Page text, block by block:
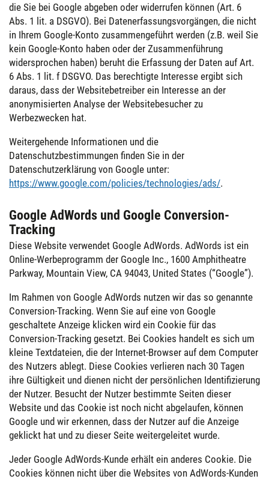
die Sie bei Google abgeben oder widerrufen können (Art. 6
Abs. 1 lit. a DSGVO). Bei Datenerfassungsvorgängen, die nicht
in Ihrem Google-Konto zusammengeführt werden (z.B. weil Sie
kein Google-Konto haben oder der Zusammenführung
widersprochen haben) beruht die Erfassung der Daten auf Art.
6 Abs. 1 lit. f DSGVO. Das berechtigte Interesse ergibt sich
daraus, dass der Websitebetreiber ein Interesse an der
anonymisierten Analyse der Websitebesucher zu
Werbezwecken hat.
Weitergehende Informationen und die
Datenschutzbestimmungen finden Sie in der
Datenschutzerklärung von Google unter:
https://www.google.com/policies/technologies/ads/.
Google AdWords und Google Conversion-
Tracking
Diese Website verwendet Google AdWords. AdWords ist ein
Online-Werbeprogramm der Google Inc., 1600 Amphitheatre
Parkway, Mountain View, CA 94043, United States (“Google”).
Im Rahmen von Google AdWords nutzen wir das so genannte
Conversion-Tracking. Wenn Sie auf eine von Google
geschaltete Anzeige klicken wird ein Cookie für das
Conversion-Tracking gesetzt. Bei Cookies handelt es sich um
kleine Textdateien, die der Internet-Browser auf dem Computer
des Nutzers ablegt. Diese Cookies verlieren nach 30 Tagen
ihre Gültigkeit und dienen nicht der persönlichen Identifizierung
der Nutzer. Besucht der Nutzer bestimmte Seiten dieser
Website und das Cookie ist noch nicht abgelaufen, können
Google und wir erkennen, dass der Nutzer auf die Anzeige
geklickt hat und zu dieser Seite weitergeleitet wurde.
Jeder Google AdWords-Kunde erhält ein anderes Cookie. Die
Cookies können nicht über die Websites von AdWords-Kunden